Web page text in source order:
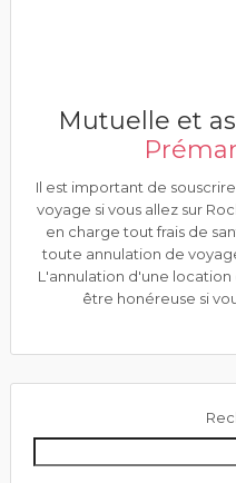
Mutuelle et
Il est important de
voyage si vous allez sur
en charge tout frais de
toute annulation de
L'annulation d'une
être honéreuse si